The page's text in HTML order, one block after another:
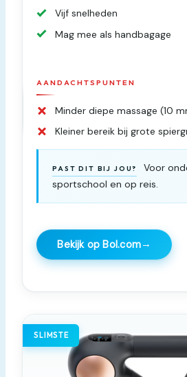
Vijf snelheden
Mag mee als handbagage
AANDACHTSPUNTEN
Minder diepe massage (10
Kleiner bereik bij grote
PAST DIT BIJ JOU?
Voor
sportschool en op reis.
Bekijk op Bol.com→
SLIMSTE